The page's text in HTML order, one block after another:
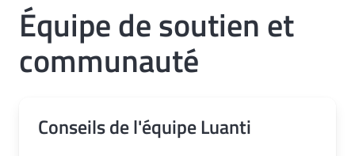
Équipe de soutien et
communauté
Conseils de l'équipe Luanti